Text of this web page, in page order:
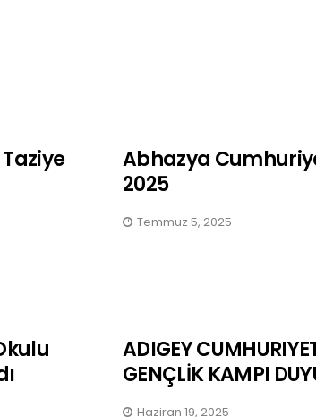
Abhazya
2025
Temmuz 5, 2025
ADIGEY
GENÇLİK KAMPI
Haziran 19, 2025